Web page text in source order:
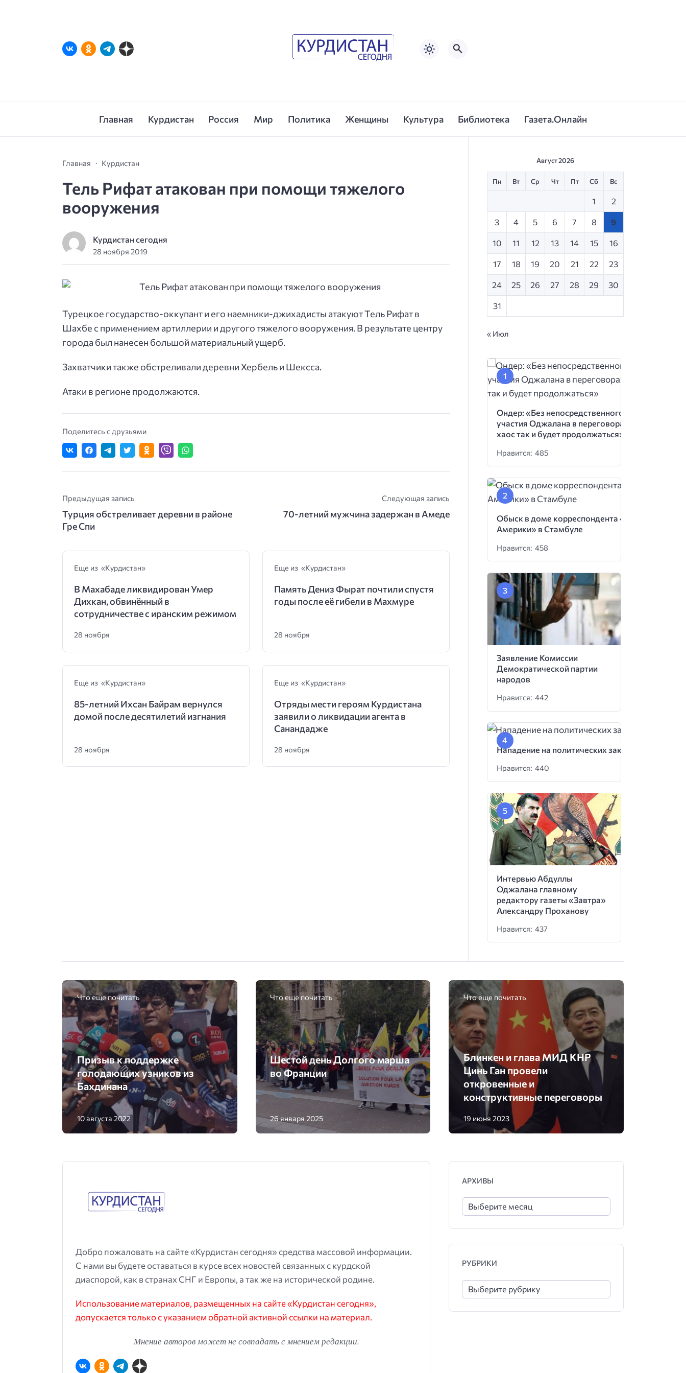
Главная Курдистан Россия Мир Политика Женщины Культура Библиотека Газета.Онлайн
Главная Курдистан
Тель Рифат атакован при помощи тяжелого
вооружения
Курдистан сегодня
28 ноября 2019
Турецкое государство-оккупант и его наемники-джихадисты атакуют Тель Рифат в
Шахбе с применением артиллерии и другого тяжелого вооружения. В результате центру
города был нанесен большой материальный ущерб.
Захватчики также обстреливали деревни Хербель и Шексса.
Атаки в регионе продолжаются.
Поделитесь с друзьями
Предыдущая запись
Турция обстреливает деревни в районе
Гре Спи
Следующая запись
70-летний мужчина задержан в Амеде
Еще из «Курдистан»
В Махабаде ликвидирован Умер
Дихкан, обвинённый в
сотрудничестве с иранским режимом
28 ноября
Еще из «Курдистан»
Память Дениз Фырат почтили спустя
годы после её гибели в Махмуре
28 ноября
Еще из «Курдистан»
85-летний Ихсан Байрам вернулся
домой после десятилетий изгнания
28 ноября
Еще из «Курдистан»
Отряды мести героям Курдистана
заявили о ликвидации агента в
Санандадже
28 ноября
Август 2026
Пн Вт Ср Чт Пт Сб Вс
1 2
3 4 5 6 7 8 9
10 11 12 13 14 15 16
17 18 19 20 21 22 23
24 25 26 27 28 29 30
31
« Июл
Ондер: «Без непосредственного
участия Оджалана в переговорах
хаос так и будет продолжаться»
Нравится: 485
Обыск в доме корреспондента «Голоса
Америки» в Стамбуле
Нравится: 458
Заявление Комиссии
Демократической партии
народов
Нравится: 442
Нападение на политических заключенных
Нравится: 440
Интервью Абдуллы
Оджалана главному
редактору газеты «Завтра»
Александру Проханову
Нравится: 437
Что еще почитать
Призыв к поддержке
голодающих узников из
Бахдинана
10 августа 2022
Что еще почитать
Шестой день Долгого марша
во Франции
26 января 2025
Что еще почитать
Блинкен и глава МИД КНР
Цинь Ган провели
откровенные и
конструктивные переговоры
19 июня 2023
Добро пожаловать на сайте «Курдистан сегодня» средства массовой информации.
С нами вы будете оставаться в курсе всех новостей связанных с курдской
диаспорой, как в странах СНГ и Европы, а так же на исторической родине.
Использование материалов, размещенных на сайте «Курдистан сегодня»,
допускается только с указанием обратной активной ссылки на материал.
Мнение авторов может не совпадать с мнением редакции.
АРХИВЫ
РУБРИКИ